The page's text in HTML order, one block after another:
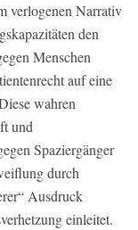
verlogenen Narrativ
den
Menschen
auf eine
wahren
und
Spaziergänger
durch
Ausdruck
einleitet.